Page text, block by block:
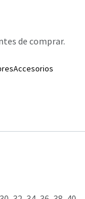
de comprar.
Accesorios